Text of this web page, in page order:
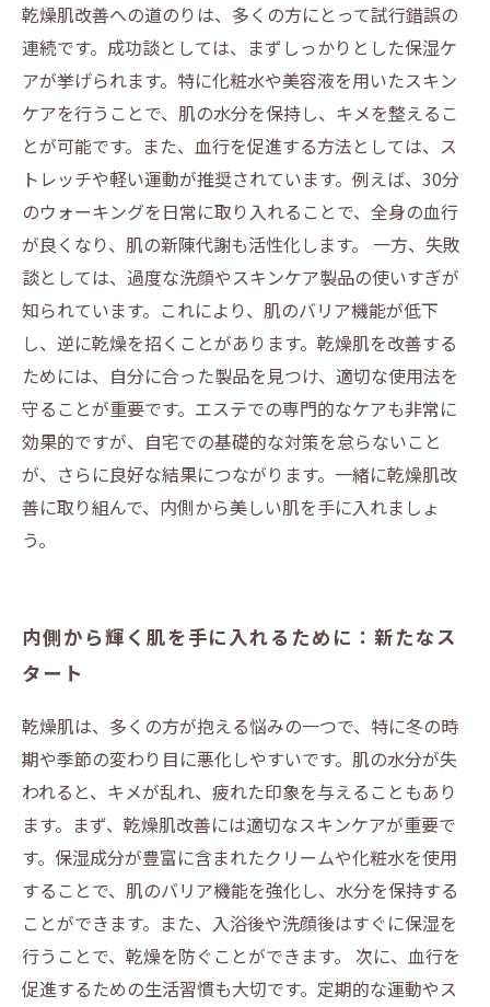
乾燥肌改善への道のりは、多くの方にとって試行錯誤の
連続です。成功談としては、まずしっかりとした保湿ケ
アが挙げられます。特に化粧水や美容液を用いたスキン
ケアを行うことで、肌の水分を保持し、キメを整えるこ
とが可能です。また、血行を促進する方法としては、ス
トレッチや軽い運動が推奨されています。例えば、30分
のウォーキングを日常に取り入れることで、全身の血行
が良くなり、肌の新陳代謝も活性化します。 一方、失敗
談としては、過度な洗顔やスキンケア製品の使いすぎが
知られています。これにより、肌のバリア機能が低下
し、逆に乾燥を招くことがあります。乾燥肌を改善する
ためには、自分に合った製品を見つけ、適切な使用法を
守ることが重要です。エステでの専門的なケアも非常に
効果的ですが、自宅での基礎的な対策を怠らないこと
が、さらに良好な結果につながります。一緒に乾燥肌改
善に取り組んで、内側から美しい肌を手に入れましょ
う。
内側から輝く肌を手に入れるために：新たなス
タート
乾燥肌は、多くの方が抱える悩みの一つで、特に冬の時
期や季節の変わり目に悪化しやすいです。肌の水分が失
われると、キメが乱れ、疲れた印象を与えることもあり
ます。まず、乾燥肌改善には適切なスキンケアが重要で
す。保湿成分が豊富に含まれたクリームや化粧水を使用
することで、肌のバリア機能を強化し、水分を保持する
ことができます。また、入浴後や洗顔後はすぐに保湿を
行うことで、乾燥を防ぐことができます。 次に、血行を
促進するための生活習慣も大切です。定期的な運動やス